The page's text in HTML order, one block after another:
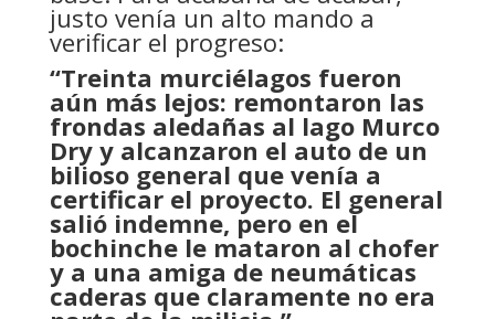
justo venía un alto mando a
verificar el progreso:
“Treinta murciélagos fueron
aún más lejos: remontaron las
frondas aledañas al lago Murco
Dry y alcanzaron el auto de un
bilioso general que venía a
certificar el proyecto. El general
salió indemne, pero en el
bochinche le mataron al chofer
y a una amiga de neumáticas
caderas que claramente no era